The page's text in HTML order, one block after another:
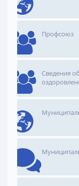
Профсоюз
Сведения